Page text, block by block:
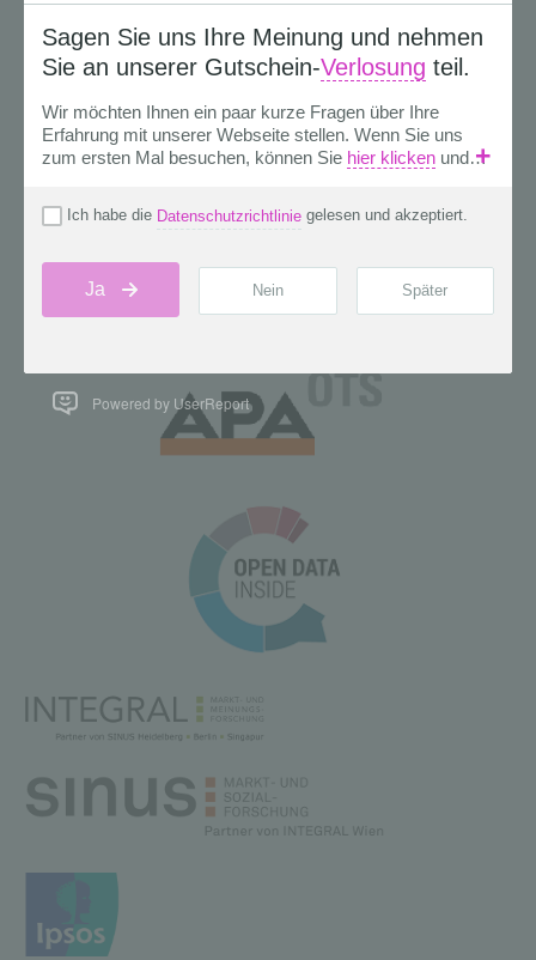
Powered by UserReport